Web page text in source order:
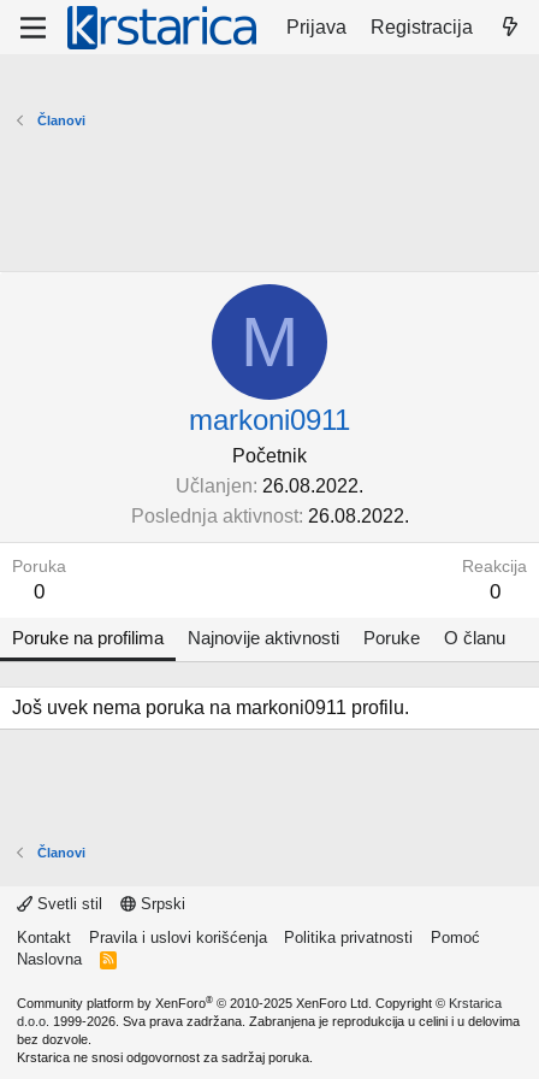
Prijava Registracija
Članovi
M
markoni0911
Početnik
Učlanjen 26.08.2022.
Poslednja aktivnost 26.08.2022.
Poruka
0
Reakcija
0
Poruke na profilima Najnovije aktivnosti Poruke O članu
Još uvek nema poruka na markoni0911 profilu.
Članovi
Svetli stil
Srpski
Kontakt
Pravila i uslovi korišćenja Politika privatnosti
Pomoć
Naslovna
R
Community platform by XenForo® © 2010-2025 XenForo Ltd. Copyright © Krstarica
d.o.o. 1999-2026. Sva prava zadržana. Zabranjena je reprodukcija u celini i u delovima
bez dozvole.
Krstarica ne snosi odgovornost za sadržaj poruka.